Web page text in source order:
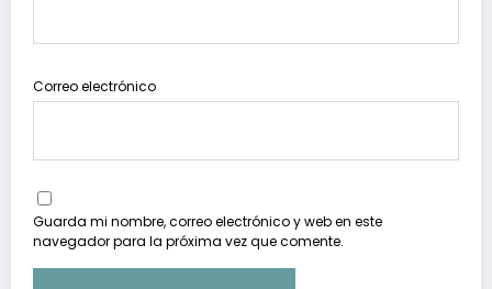
Correo electrónico
Guarda mi nombre, correo electrónico y web en este
navegador para la próxima vez que comente.